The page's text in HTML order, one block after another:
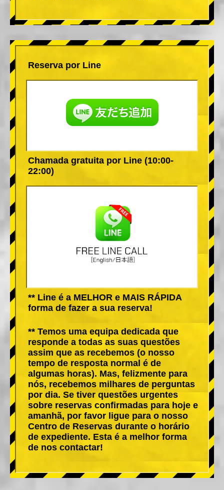
Reserva por Line
Chamada gratuita por Line (10:00-
22:00)
** Line é a MELHOR e MAIS RÁPIDA
forma de fazer a sua reserva!
** Temos uma equipa dedicada que
responde a todas as suas questões
assim que as recebemos (o nosso
tempo de resposta normal é de
algumas horas). Mas, felizmente para
nós, recebemos milhares de perguntas
por dia. Se tiver questões urgentes
sobre reservas confirmadas para hoje e
amanhã, por favor ligue para o nosso
Centro de Reservas durante o horário
de expediente. Esta é a melhor forma
de nos contactar!